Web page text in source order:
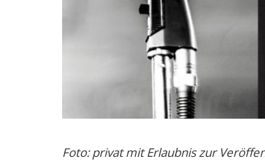
Foto: privat mit Erlaubnis zur